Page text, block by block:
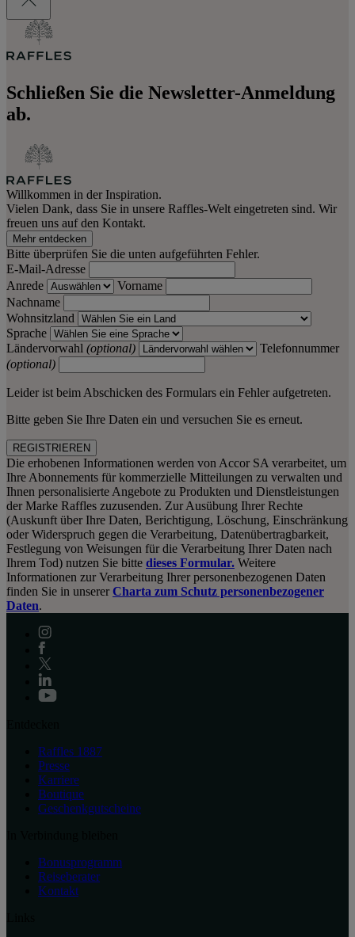
Schließen Sie die Newsletter-Anmeldung
ab.
Willkommen in der Inspiration.
Vielen Dank, dass Sie in unsere Raffles-Welt eingetreten sind. Wir
freuen uns auf den Kontakt.
Mehr entdecken
Bitte überprüfen Sie die unten aufgeführten Fehler.
E-Mail-Adresse
Anrede
Vorname
Nachname
Wohnsitzland
Sprache
Ländervorwahl (optional)
Telefonnummer
(optional)
Leider ist beim Abschicken des Formulars ein Fehler aufgetreten.
Bitte geben Sie Ihre Daten ein und versuchen Sie es erneut.
REGISTRIEREN
Die erhobenen Informationen werden von Accor SA verarbeitet, um
Ihre Abonnements für kommerzielle Mitteilungen zu verwalten und
Ihnen personalisierte Angebote zu Produkten und Dienstleistungen
der Marke Raffles zuzusenden. Zur Ausübung Ihrer Rechte
(Auskunft über Ihre Daten, Berichtigung, Löschung, Einschränkung
oder Widerspruch gegen die Verarbeitung, Datenübertragbarkeit,
Festlegung von Weisungen für die Verarbeitung Ihrer Daten nach
Ihrem Tod) nutzen Sie bitte dieses Formular. Weitere
Informationen zur Verarbeitung Ihrer personenbezogenen Daten
finden Sie in unserer Charta zum Schutz personenbezogener
Daten.
Raffles 1887
Presse
Karriere
Boutique
Geschenkgutscheine
Bonusprogramm
Reiseberater
Kontakt